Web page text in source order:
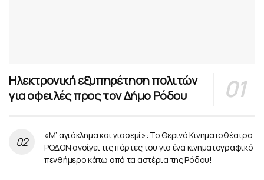
Ηλεκτρονική εξυπηρέτηση πολιτών
για οφειλές προς τον Δήμο Ρόδου
«Μ’ αγιόκλημα και γιασεμί»: Το Θερινό Κινηματοθέατρο
ΡΟΔΟΝ ανοίγει τις πόρτες του για ένα κινηματογραφικό
πενθήμερο κάτω από τα αστέρια της Ρόδου!